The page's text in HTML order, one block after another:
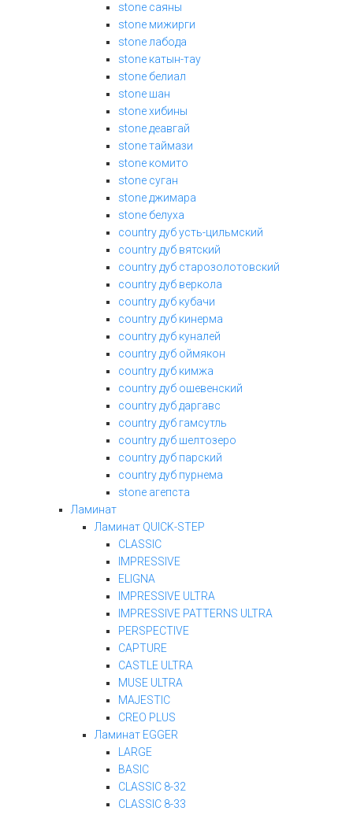
stone саяны
stone мижирги
stone лабода
stone катын-тау
stone белиал
stone шан
stone хибины
stone деавгай
stone таймази
stone комито
stone суган
stone джимара
stone белуха
country дуб усть-цильмский
country дуб вятский
country дуб старозолотовский
country дуб веркола
country дуб кубачи
country дуб кинерма
country дуб куналей
country дуб оймякон
country дуб кимжа
country дуб ошевенский
country дуб даргавс
country дуб гамсутль
country дуб шелтозеро
country дуб парский
country дуб пурнема
stone агепста
Ламинат
Ламинат QUICK-STEP
CLASSIC
IMPRESSIVE
ELIGNA
IMPRESSIVE ULTRA
IMPRESSIVE PATTERNS ULTRA
PERSPECTIVE
CAPTURE
CASTLE ULTRA
MUSE ULTRA
MAJESTIC
CREO PLUS
Ламинат EGGER
LARGE
BASIC
CLASSIC 8-32
CLASSIC 8-33